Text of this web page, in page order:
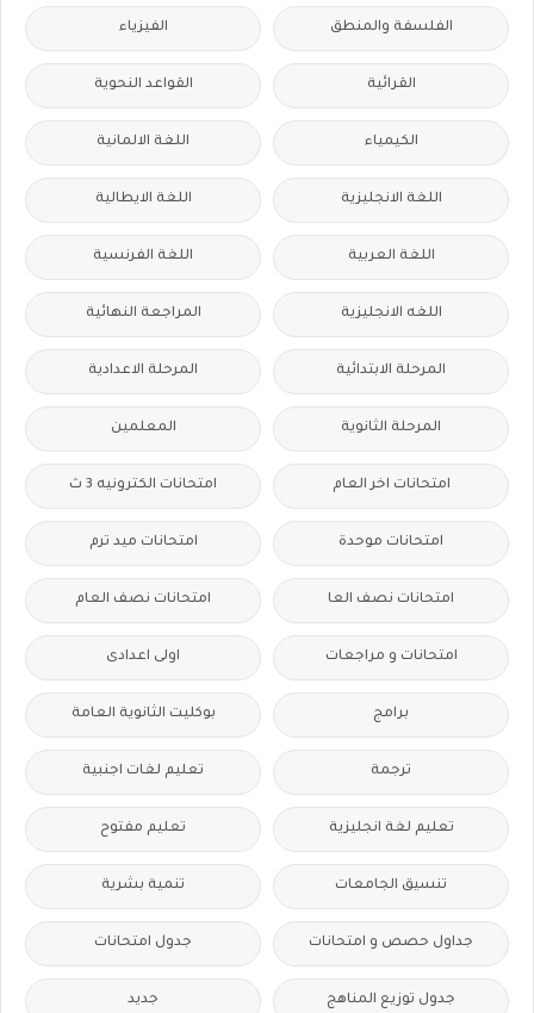
الفلسفة والمنطق الفيزياء
القرائية القواعد النحوية
الكيمياء اللغة الالمانية
اللغة الانجليزية اللغة الايطالية
اللغة العربية اللغة الفرنسية
اللغه الانجليزية المراجعة النهائية
المرحلة الابتدائية المرحلة الاعدادية
المرحلة الثانوية المعلمين
امتحانات اخر العام امتحانات الكترونيه 3 ث
امتحانات موحدة امتحانات ميد ترم
امتحانات نصف العا امتحانات نصف العام
امتحانات و مراجعات اولى اعدادى
برامج بوكليت الثانوية العامة
ترجمة تعليم لغات اجنبية
تعليم لغة انجليزية تعليم مفتوح
تنسيق الجامعات تنمية بشرية
جداول حصص و امتحانات جدول امتحانات
جدول توزيع المناهج جديد